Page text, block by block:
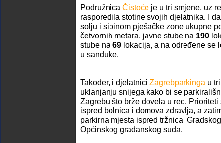
Podružnica Čistoće je u tri smjene, uz
rasporedila stotine svojih djelatnika. I
solju i sipinom pješačke zone ukupne
četvornih metara, javne stube na 190
stube na 69 lokacija, a na određene se
u sanduke.
Također, i djelatnici Zagrebparkinga u
uklanjanju snijega kako bi se
Zagrebu što brže dovela u red.
ispred bolnica i domova zdravlja, a
parkirna mjesta ispred tržnica,
Općinskog građanskog suda.